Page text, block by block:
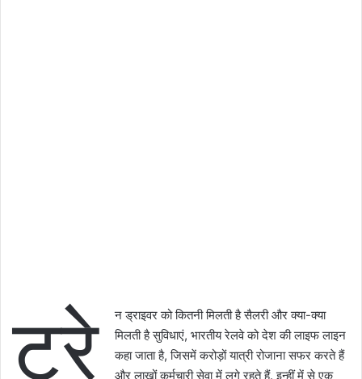
ट्रे
न ड्राइवर को कितनी मिलती है सैलरी और क्या-क्या
मिलती है सुविधाएं, भारतीय रेलवे को देश की लाइफ लाइन
कहा जाता है, जिसमें करोड़ों यात्री रोजाना सफर करते हैं
और लाखों कर्मचारी सेवा में लगे रहते हैं. इन्हीं में से एक